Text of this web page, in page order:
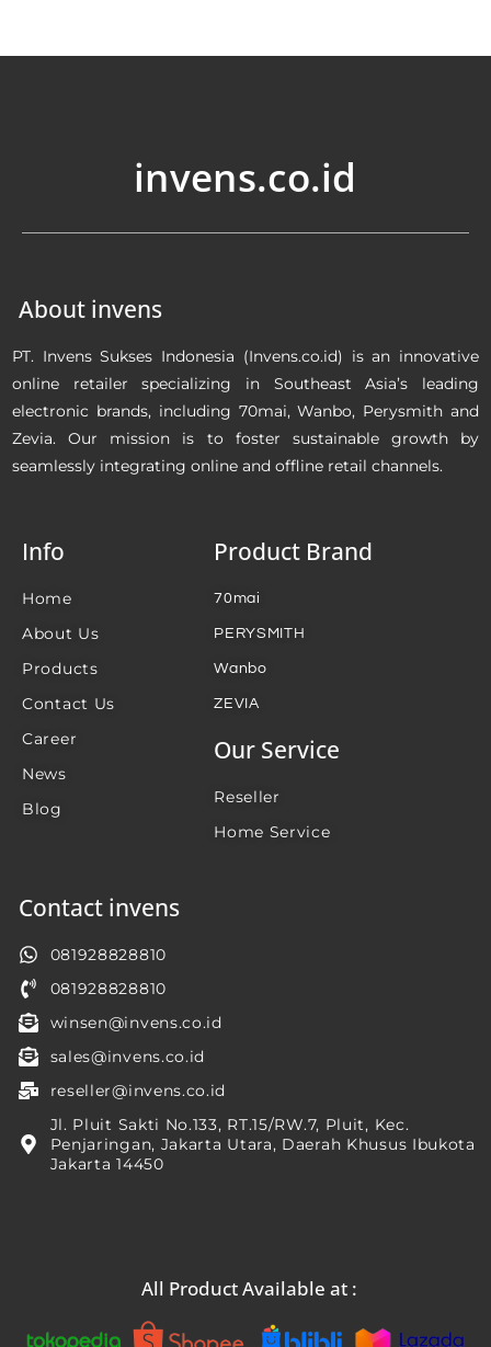
invens.co.id
About invens
PT. Invens Sukses Indonesia (Invens.co.id) is an innovative
online retailer specializing in Southeast Asia’s leading
electronic brands, including 70mai, Wanbo, Perysmith and
Zevia. Our mission is to foster sustainable growth by
seamlessly integrating online and offline retail channels.
Info
Home
About Us
Products
Contact Us
Career
News
Blog
Product Brand
70mai
PERYSMITH
Wanbo
ZEVIA
Our Service
Reseller
Home Service
Contact invens
081928828810
081928828810
winsen@invens.co.id
sales@invens.co.id
reseller@invens.co.id
Jl. Pluit Sakti No.133, RT.15/RW.7, Pluit, Kec.
Penjaringan, Jakarta Utara, Daerah Khusus Ibukota
Jakarta 14450
All Product Available at :